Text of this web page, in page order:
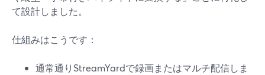
て設計しました。
仕組みはこうです：
通常通りStreamYardで録画またはマルチ配信しま